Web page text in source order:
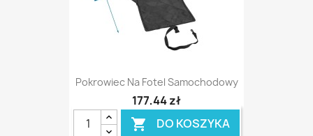
Pokrowiec Na Fotel Samochodowy
177,44 zł
 DO KOSZYKA